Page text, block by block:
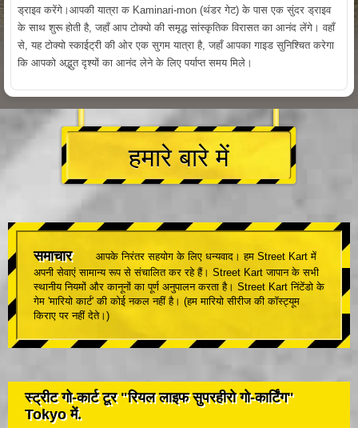
ड्राइव करेंगे।आपकी यात्रा क Kaminari-mon (थंडर गेट) के पास एक सुंदर ड्राइव
के साथ शुरू होती है, जहाँ आप टोक्यो की समृद्ध सांस्कृतिक विरासत का आनंद लेंगे। वहाँ
से, यह टोक्यो स्काईट्री की ओर एक सुगम यात्रा है, जहाँ आपका गाइड सुनिश्चित करेगा
कि आपको अद्भुत दृश्यों का आनंद लेने के लिए पर्याप्त समय मिले।
हमारे बारे में
समाचार
आपके निरंतर सहयोग के लिए धन्यवाद। हम Street Kart में
अपनी सेवाएं सामान्य रूप से संचालित कर रहे हैं। Street Kart जापान के सभी
स्थानीय नियमों और कानूनों का पूर्ण अनुपालन करता है। Street Kart निंटेंडो के
गेम 'मारियो कार्ट' की कोई नकल नहीं है। (हम मारियो सीरीज की कॉस्ट्यूम
किराए पर नहीं देते।)
स्ट्रीट गो-कार्ट टूर "रियल लाइफ सुपरहीरो गो-कार्टिंग"
Tokyo में.